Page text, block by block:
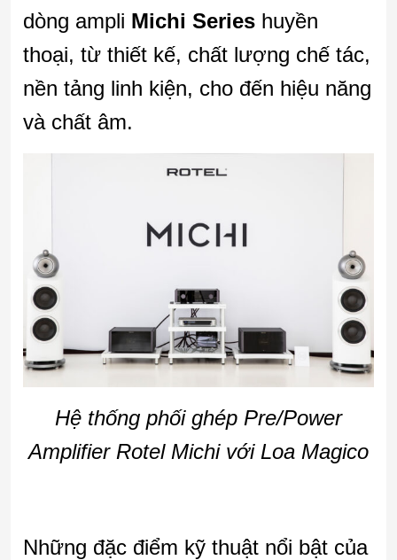
dòng ampli Michi Series huyền
thoại, từ thiết kế, chất lượng chế tác,
nền tảng linh kiện, cho đến hiệu năng
và chất âm.
Hệ thống phối ghép Pre/Power
Amplifier Rotel Michi với Loa Magico
Những đặc điểm kỹ thuật nổi bật của